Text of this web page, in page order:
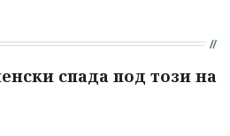
спада под този на